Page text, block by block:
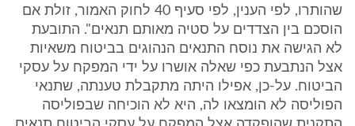
שהותרו, לפי הענין, לפי סעיף 40 לחוק האמור, זולת אם
הוסכם בין הצדדים על סטיה מאותם תנאים". התובעת
לא הגישה את נוסח התנאים הנהוגים בביטוח משאיות
אצל הנתבעת כפי שאלה אושרו על ידי המפקח על עסקי
הביטוח. על-כן, אפילו היתה מתקבלת טענתה, שתנאי
הפוליסה לא הומצאו לה, היא לא הוכיחה שבפוליסה